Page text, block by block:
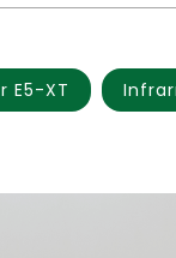
E5-XT